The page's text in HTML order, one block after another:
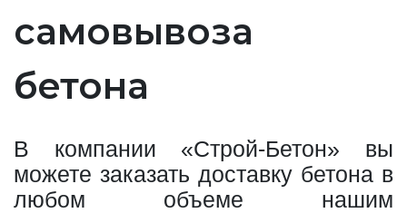
самовывоза
бетона
В компании «Строй-Бетон» вы
можете заказать доставку бетона в
любом объеме нашим